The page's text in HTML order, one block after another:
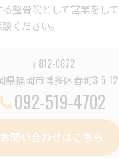
整骨院として営業をし
ください。
〒812-0872
県福岡市博多区春町3-5-12
092-519-4702
お問い合わせはこちら